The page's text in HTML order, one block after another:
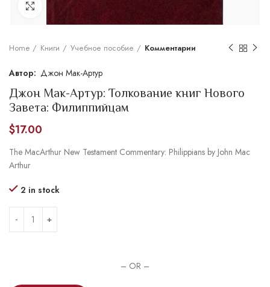
Увеличить
Home Книги Учебное пособие Комментарии
Джон Мак-Артур
Джон Мак-Артур: Толкование книг Нового
Завета: Филиппийцам
$17.00
The MacArthur New Testament Commentary: Philippians by John Mac
Arthur
2 in stock
– OR –